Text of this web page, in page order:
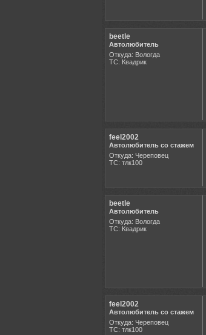
beetle
Автолюбитель
Откуда: Вологда
ТС: Квадрик
feel2002
Автолюбитель со стажем
Откуда: Череповец
ТС: тлк100
beetle
Автолюбитель
Откуда: Вологда
ТС: Квадрик
feel2002
Автолюбитель со стажем
Откуда: Череповец
ТС: тлк100